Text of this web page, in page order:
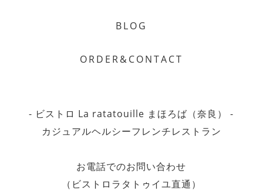
BLOG
ORDER&CONTACT
- ビストロ La ratatouille まほろば（奈良） -
カジュアルヘルシーフレンチレストラン
お電話でのお問い合わせ
（ビストロラタトゥイユ直通）